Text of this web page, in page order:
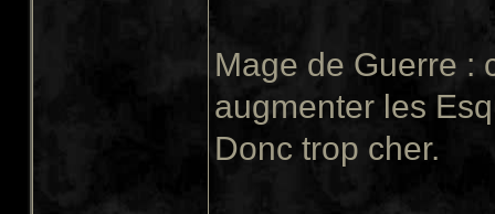
Mage de Guerre :
augmenter les
Donc trop cher.